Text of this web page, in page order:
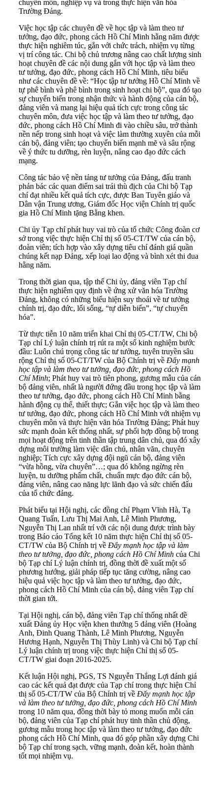
chuyên môn, nghiệp vụ và trong thực hiện văn hóa
Trường Đảng.
Việc học tập các chuyên đề về học tập và làm theo tư
tưởng, đạo đức, phong cách Hồ Chí Minh hằng năm được
thực hiện nghiêm túc, gắn với chức trách, nhiệm vụ từng
vị trí công tác. Chi bộ chủ trương nâng cao chất lượng sinh
hoạt chuyên đề các nội dung gắn với học tập và làm theo
tư tưởng, đạo đức, phong cách Hồ Chí Minh, tiêu biểu
như các chuyên đề về: “Học tập tư tưởng Hồ Chí Minh về
tự phê bình và phê bình trong sinh hoạt chi bộ”, qua đó tạo
sự chuyển biến trong nhận thức và hành động của cán bộ,
đảng viên và mang lại hiệu quả tích cực trong công tác
chuyên môn, đưa việc học tập và làm theo tư tưởng, đạo
đức, phong cách Hồ Chí Minh đi vào chiều sâu, trở thành
nền nếp trong sinh hoạt và việc làm thường xuyên của mỗi
cán bộ, đảng viên; tạo chuyển biến mạnh mẽ và sâu rộng
về ý thức tu dưỡng, rèn luyện, nâng cao đạo đức cách
mạng.
Công tác bảo vệ nền tảng tư tưởng của Đảng, đấu tranh
phản bác các quan điểm sai trái thù địch của Chi bộ Tạp
chí đạt nhiều kết quả tích cực, được Ban Tuyên giáo và
Dân vận Trung ương, Giám đốc Học viện Chính trị quốc
gia Hồ Chí Minh tặng Bằng khen.
Chi ủy Tạp chí phát huy vai trò của tổ chức Công đoàn cơ
sở trong việc thực hiện Chỉ thị số 05-CT/TW của cán bộ,
đoàn viên; tích hợp vào xây dựng tiêu chí đánh giá quần
chúng kết nạp Đảng, xếp loại lao động và bình xét thi đua
hằng năm.
Trong thời gian qua, tập thể Chi ủy, đảng viên Tạp chí
thực hiện nghiêm quy định về ứng xử văn hóa Trường
Đảng, không có những biểu hiện suy thoái về tư tưởng
chính trị, đạo đức, lối sống, “tự diễn biến”, “tự chuyển
hóa”.
Từ thực tiễn 10 năm triển khai Chỉ thị 05-CT/TW, Chi bộ
Tạp chí Lý luận chính trị rút ra một số kinh nghiệm bước
đầu: Luôn chú trọng công tác tư tưởng, tuyên truyền sâu
rộng Chỉ thị số 05-CT/TW của Bộ Chính trị về Đẩy mạnh
học tập và làm theo tư tưởng, đạo đức, phong cách Hồ
Chí Minh; Phát huy vai trò tiên phong, gương mẫu của cán
bộ đảng viên, nhất là người đứng đầu trong học tập và làm
theo tư tưởng, đạo đức, phong cách Hồ Chí Minh bằng
hành động cụ thể, thiết thực; Gắn việc học tập và làm theo
tư tưởng, đạo đức, phong cách Hồ Chí Minh với nhiệm vụ
chuyên môn và thực hiện văn hóa Trường Đảng; Phát huy
sức mạnh đoàn kết thống nhất, sự phối hợp đồng bộ trong
mọi hoạt động trên tinh thần tập trung dân chủ, qua đó xây
dựng môi trường làm việc dân chủ, nhân văn, chuyên
nghiệp; Tích cực xây dựng đội ngũ cán bộ, đảng viên
“vừa hồng, vừa chuyên”…; qua đó không ngừng rèn
luyện, tu dưỡng phẩm chất, chuẩn mực đạo đức cán bộ,
đảng viên, nâng cao năng lực lãnh đạo và sức chiến đấu
của tổ chức đảng.
Phát biểu tại Hội nghị, các đồng chí Phạm Vĩnh Hà, Tạ
Quang Tuấn, Lưu Thị Mai Anh, Lê Minh Phương,
Nguyễn Thị Lan nhất trí với các nội dung được trình bày
trong Báo cáo Tổng kết 10 năm thực hiện Chỉ thị số 05-
CT/TW của Bộ Chính trị về Đẩy mạnh học tập và làm
theo tư tưởng, đạo đức, phong cách Hồ Chí Minh của Chi
bộ Tạp chí Lý luận chính trị đồng thời đề xuất một số
phương hướng, giải pháp tiếp tục tăng cường, nâng cao
hiệu quả việc học tập và làm theo tư tưởng, đạo đức,
phong cách Hồ Chí Minh của cán bộ, đảng viên Tạp chí
thời gian tới.
Tại Hội nghị, cán bộ, đảng viên Tạp chí thống nhất đề
xuất Đảng ủy Học viện khen thưởng 5 đảng viên (Hoàng
Anh, Đinh Quang Thành, Lê Minh Phương, Nguyễn
Hương Hạnh, Nguyễn Thị Thùy Linh) và Chi bộ Tạp chí
Lý luận chính trị trong việc thực hiện Chỉ thị số 05-
CT/TW giai đoạn 2016-2025.
Kết luận Hội nghị, PGS, TS Nguyễn Thắng Lợi đánh giá
cao các kết quả đạt được của Tạp chí trong thực hiện Chỉ
thị số 05-CT/TW của Bộ Chính trị về Đẩy mạnh học tập
và làm theo tư tưởng, đạo đức, phong cách Hồ Chí Minh
trong 10 năm qua, đồng thời bày tỏ mong muốn mỗi cán
bộ, đảng viên của Tạp chí phát huy tinh thần chủ động,
gương mẫu trong học tập và làm theo tư tưởng, đạo đức
phong cách Hồ Chí Minh, qua đó góp phần xây dựng Chi
bộ Tạp chí trong sạch, vững mạnh, đoàn kết, hoàn thành
tốt mọi nhiệm vụ.